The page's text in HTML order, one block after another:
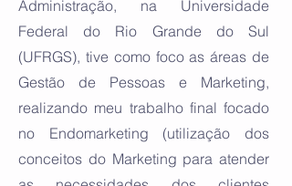
Administração, na Universidade
Federal do Rio Grande do Sul
(UFRGS), tive como foco as áreas de
Gestão de Pessoas e Marketing,
realizando meu trabalho final focado
no Endomarketing (utilização dos
conceitos do Marketing para atender